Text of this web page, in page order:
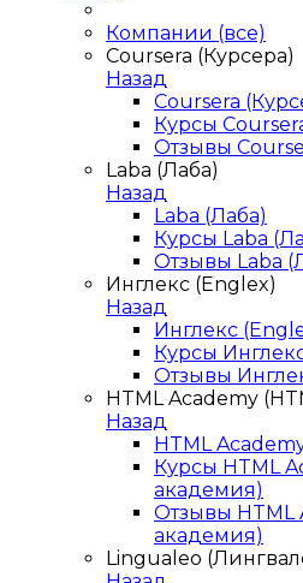
Компании (все)
Coursera (Курсера)
Назад
Coursera
Курсы
Отзывы
Laba (Лаба)
Назад
Laba (Лаба)
Курсы Laba
Отзывы Laba
Инглекс (Englex)
Назад
Инглекс
Курсы
Отзывы
HTML Academy
Назад
HTML
Курсы HTML
академия)
Отзывы HTML
академия)
Lingualeo